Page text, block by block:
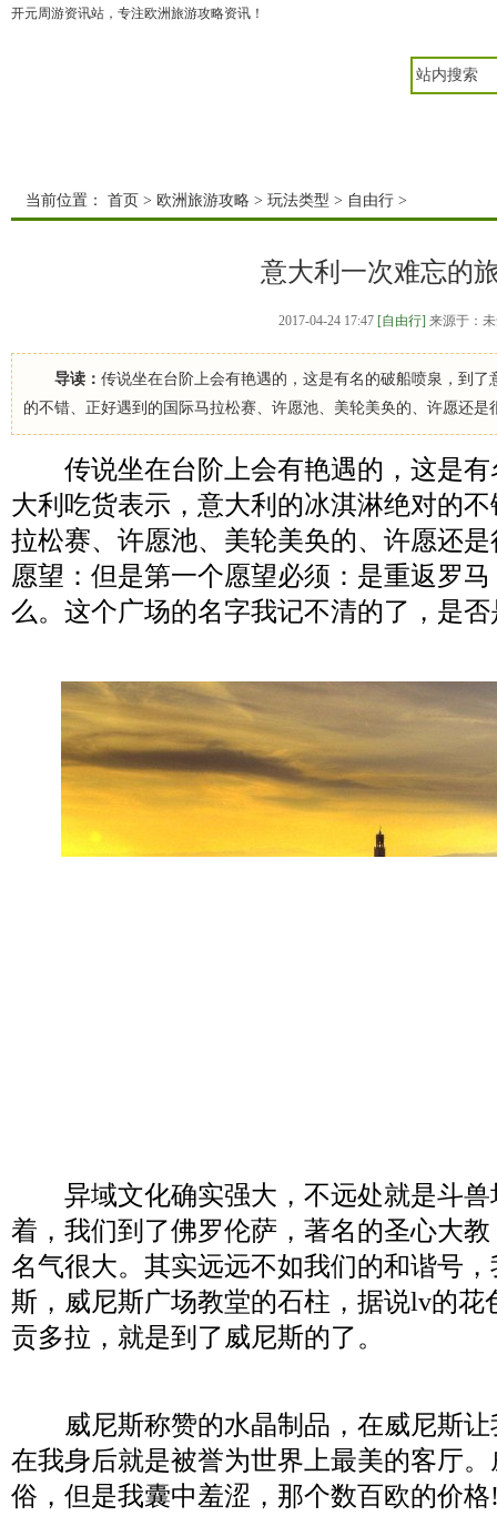
开元周游资讯站，专注欧洲旅游攻略资讯！
当前位置： 首页 > 欧洲旅游攻略 > 玩法类型 > 自由行 >
意大利一次难忘的
2017-04-24 17:47 [自由行] 来源于：
导读： 传说坐在台阶上会有艳遇的，这是有名的破船喷泉，到
的不错、正好遇到的国际马拉松赛、许愿池、美轮美奂的、许愿还是
传说坐在台阶上会有艳遇的，这是有
大利吃货表示，意大利的冰淇淋绝对的
拉松赛、许愿池、美轮美奂的、许愿还
愿望：但是第一个愿望必须：是重返罗
么。这个广场的名字我记不清的了，是否
异域文化确实强大，不远处就是斗兽
着，我们到了佛罗伦萨，著名的圣心大
名气很大。其实远远不如我们的和谐号
斯，威尼斯广场教堂的石柱，据说lv的花
贡多拉，就是到了威尼斯的了。
威尼斯称赞的水晶制品，在威尼斯让
在我身后就是被誉为世界上最美的客厅
俗，但是我囊中羞涩，那个数百欧的价